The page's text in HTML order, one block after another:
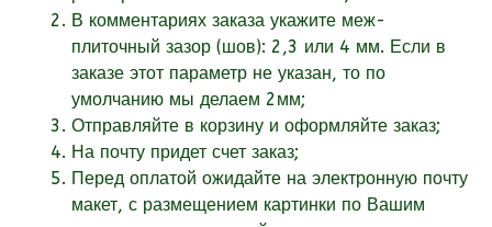
В комментариях заказа укажите меж-
плиточный зазор (шов): 2,3 или 4 мм. Если в
заказе этот параметр не указан, то по
умолчанию мы делаем 2мм;
Отправляйте в корзину и оформляйте заказ;
На почту придет счет заказ;
Перед оплатой ожидайте на электронную почту
макет, с размещением картинки по Вашим